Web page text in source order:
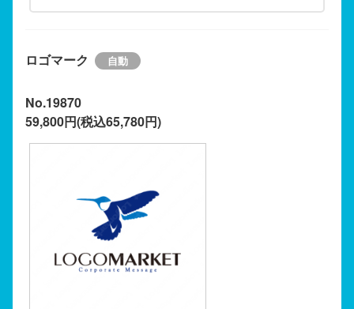
ロゴマーク
No.19870
59,800円(税込65,780円)